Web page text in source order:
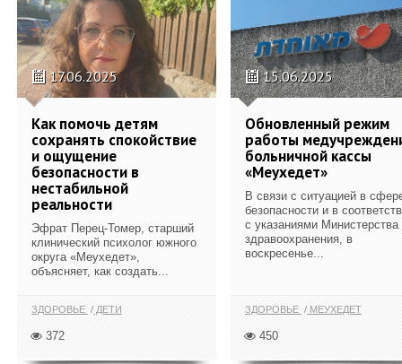
17.06.2025
Как помочь детям
сохранять спокойствие
и ощущение
безопасности в
нестабильной
реальности
Эфрат Перец-Томер, старший
клинический психолог южного
округа «Меухедет»,
объясняет, как создать...
ЗДОРОВЬЕ ДЕТИ
372
15.06.2025
Обновленный режим
работы
больничной кассы
«Меухедет»
В связи с ситуацией в
безопасности и в
с указаниями Министерства
здравоохранения, в
воскресенье...
ЗДОРОВЬЕ МЕУХЕДЕТ
450